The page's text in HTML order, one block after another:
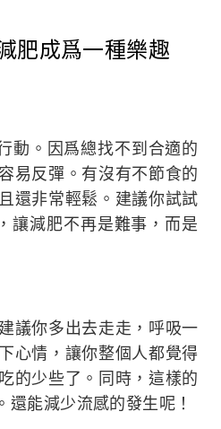
母嬰用品
人護理
康
急救自救
肛腸科
精神病
內科
肥成爲一種樂趣
動。因爲總找不到合適的
易反彈。有沒有不節食的
還非常輕鬆。建議你試試
讓減肥不再是難事，而是
你多出去走走，呼吸一
心情，讓你整個人都覺得
的少些了。同時，這樣的
能減少流感的發生呢！